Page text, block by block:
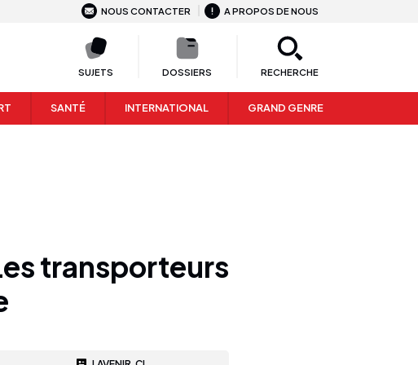
NOUS CONTACTER A PROPOS DE NOUS
SUJETS DOSSIERS RECHERCHE
SANTÉ INTERNATIONAL GRAND GENRE
transporteurs